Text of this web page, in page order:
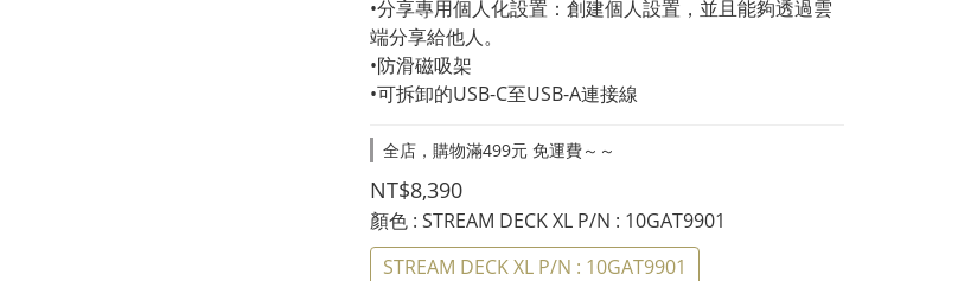
•分享專用個人化設置：創建個人設置，並且能夠透過雲
端分享給他人。
•防滑磁吸架
•可拆卸的USB-C至USB-A連接線
全店，購物滿499元 免運費～～
NT$8,390
顏色 : STREAM DECK XL P/N : 10GAT9901
STREAM DECK XL P/N : 10GAT9901